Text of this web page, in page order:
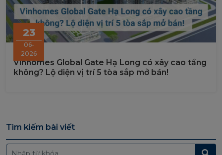
23
06-
2026
Vinhomes Global Gate Hạ Long có xây cao tầng
không? Lộ diện vị trí 5 tòa sắp mở bán!
Tìm kiếm bài viết